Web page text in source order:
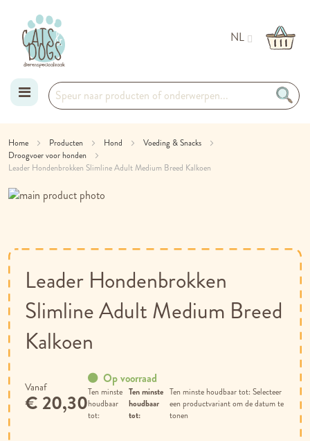
NL
naar
de
Home Producten Hond
Voeding & Snacks
Droogvoer voor honden
Leader Hondenbrokken Slimline Adult Medium Breed Kalkoen
Ga
van
de
afbeeldingen-
gallerij
begin
van
de
afbeeldingen-
gallerij
Leader Hondenbrokken
Slimline Adult Medium Breed
Kalkoen
Op voorraad
Ten minste
houdbaar
tot:
Selecteer
een productvariant om de datum te
tonen
Vanaf
€ 20,30